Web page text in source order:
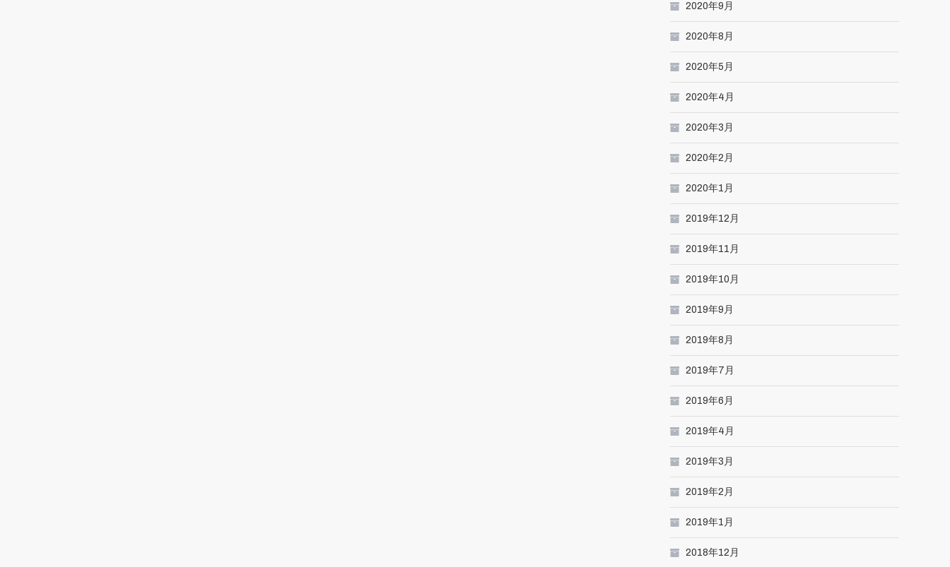
2020年9月
2020年8月
2020年5月
2020年4月
2020年3月
2020年2月
2020年1月
2019年12月
2019年11月
2019年10月
2019年9月
2019年8月
2019年7月
2019年6月
2019年4月
2019年3月
2019年2月
2019年1月
2018年12月